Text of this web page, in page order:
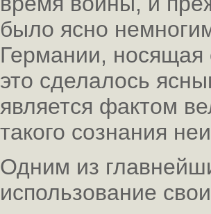
было ясно
Германии, носящая
это сделалось
является фактом
такого сознания
Одним из
использование